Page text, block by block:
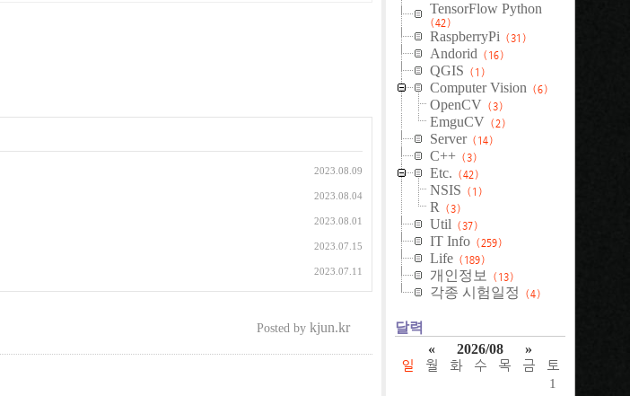
2023.08.09
2023.08.04
2023.08.01
2023.07.15
2023.07.11
Posted by kjun.kr
TensorFlow Python
(42)
RaspberryPi (31)
Andorid (16)
QGIS (1)
Computer Vision (6)
OpenCV (3)
EmguCV (2)
Server(14)
C++ (3)
Etc. (42)
NSIS (1)
R (3)
Util (37)
IT Info (259)
Life (189)
개인정보 (13)
각종 시험일정 (4)
달력
«
2026/08 »
일 월 화 수 목 금 토
1